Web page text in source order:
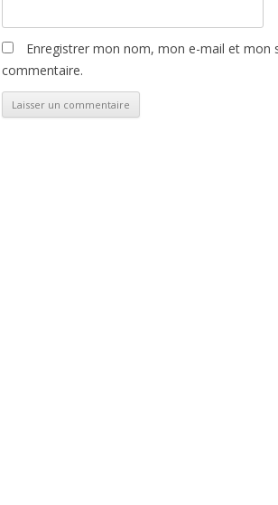
Enregistrer mon nom, mon e-mail et mon
commentaire.